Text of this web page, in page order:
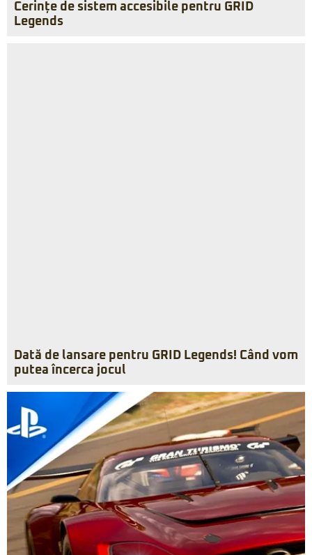
Cerințe de sistem accesibile pentru GRID
Legends
Dată de lansare pentru GRID Legends! Când vom
putea încerca jocul